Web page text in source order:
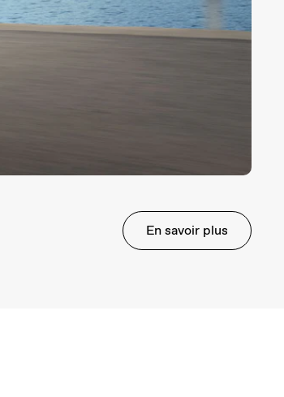
En savoir plus